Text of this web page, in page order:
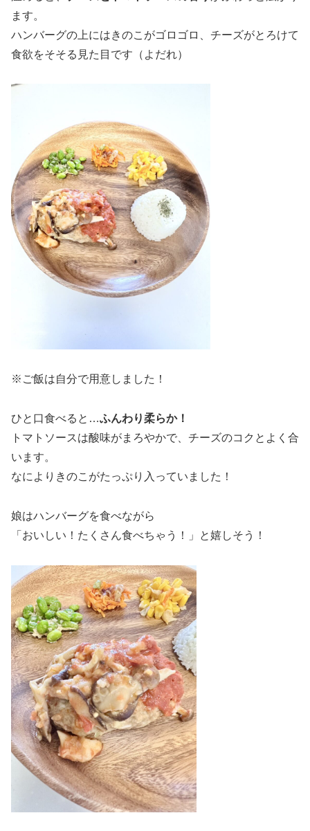
ます。
ハンバーグの上にはきのこがゴロゴロ、チーズがとろけて
食欲をそそる見た目です（よだれ）
※ご飯は自分で用意しました！
ひと口食べると…ふんわり柔らか！
トマトソースは酸味がまろやかで、チーズのコクとよく合
います。
なによりきのこがたっぷり入っていました！
娘はハンバーグを食べながら
「おいしい！たくさん食べちゃう！」と嬉しそう！